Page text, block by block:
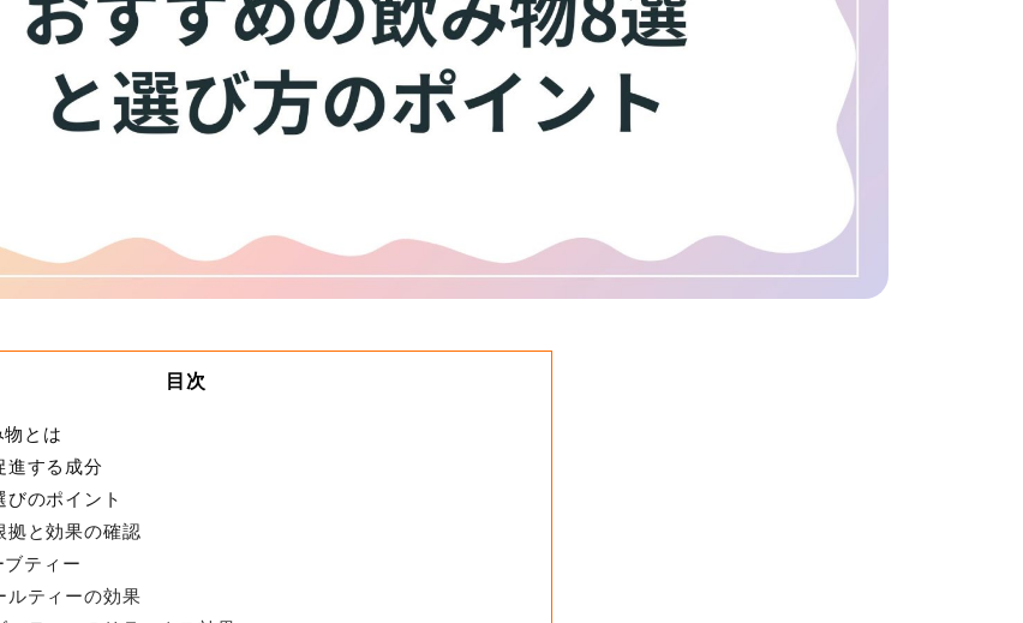
目次
とは
進する成分
びのポイント
拠と効果の確認
ティー
ルティーの効果